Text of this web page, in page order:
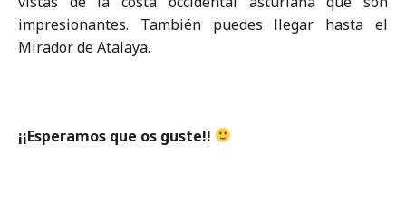
impresionantes. También puedes llegar hasta el
Mirador de Atalaya.
¡¡Esperamos que os guste!!